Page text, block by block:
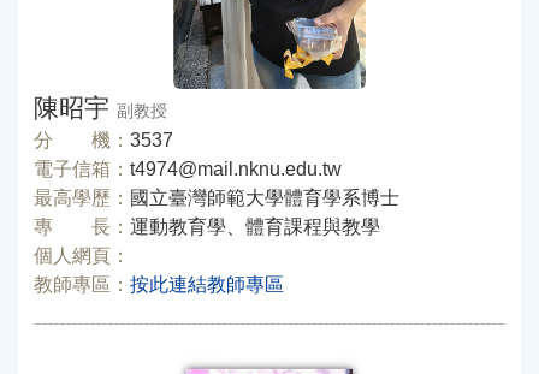
陳昭宇 副教授
分 機： 3537
電子信箱： t4974@mail.nknu.edu.tw
最高學歷： 國立臺灣師範大學體育學系博士
專 長： 運動教育學、體育課程與教學
個人網頁：
教師專區： 按此連結教師專區